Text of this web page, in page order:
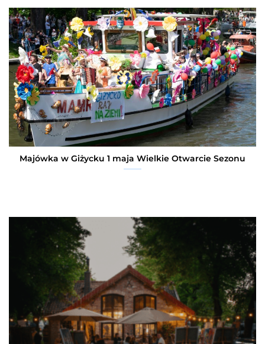
Majówka w Giżycku 1 maja Wielkie Otwarcie Sezonu